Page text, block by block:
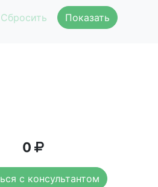
Показать
0
с консультантом